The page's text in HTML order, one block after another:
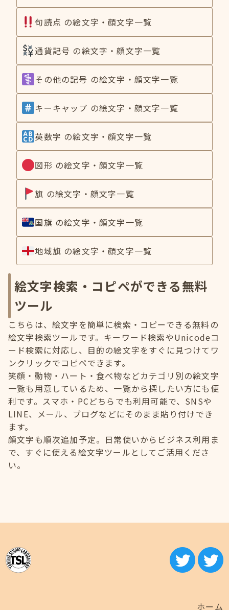
句読点 の絵文字・顔文字一覧
通貨記号 の絵文字・顔文字一覧
その他の記号 の絵文字・顔文字一覧
キーキャップ の絵文字・顔文字一覧
英数字 の絵文字・顔文字一覧
図形 の絵文字・顔文字一覧
旗 の絵文字・顔文字一覧
国旗 の絵文字・顔文字一覧
地域旗 の絵文字・顔文字一覧
絵文字検索・コピペができる無料
ツール
こちらは、絵文字を簡単に検索・コピーできる無料の
絵文字検索ツールです。キーワード検索やUnicodeコ
ード検索に対応し、目的の絵文字をすぐに見つけてワ
ンクリックでコピペできます。
笑顔・動物・ハート・食べ物などカテゴリ別の絵文字
一覧も用意しているため、一覧から探したい方にも便
利です。スマホ・PCどちらでも利用可能で、SNSや
LINE、メール、ブログなどにそのまま貼り付けでき
ます。
顔文字も順次追加予定。日常使いからビジネス利用ま
で、すぐに使える絵文字ツールとしてご活用くださ
い。
ホーム